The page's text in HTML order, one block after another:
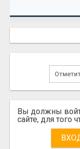
Вы должны
сайте, для того